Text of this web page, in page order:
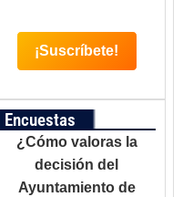
Encuestas
¿Cómo valoras la
decisión del
Ayuntamiento de